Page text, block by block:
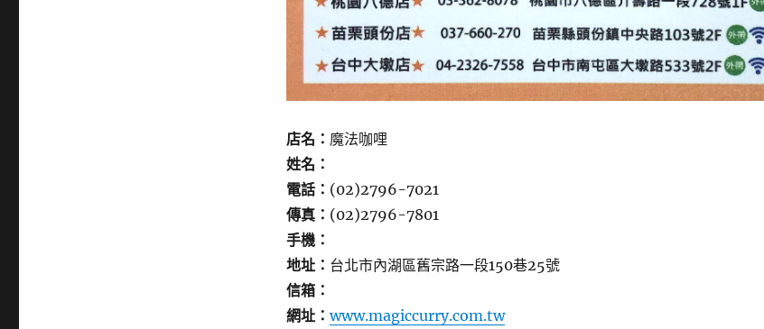
店名： 魔法咖哩
姓名：
電話： (02)2796-7021
傳真： (02)2796-7801
手機：
地址： 台北市內湖區舊宗路一段150巷25號
信箱：
網址：www.magiccurry.com.tw